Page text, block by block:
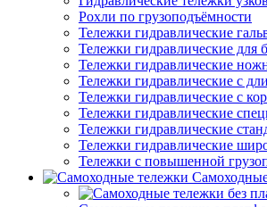
Рохли по грузоподъёмности
Тележки гидравлические
Тележки гидравлические для
Тележки гидравлические
Тележки гидравлические с
Тележки гидравлические с
Тележки гидравлические
Тележки гидравлические
Тележки гидравлические
Тележки с повышенной